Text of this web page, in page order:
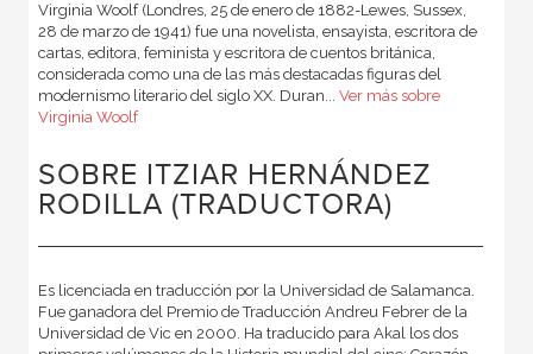
Virginia Woolf (Londres, 25 de enero de 1882-Lewes, Sussex,
28 de marzo de 1941) fue una novelista, ensayista, escritora de
cartas, editora, feminista y escritora de cuentos británica,
considerada como una de las más destacadas figuras del
modernismo literario del siglo XX. Duran... Ver más sobre
Virginia Woolf
SOBRE ITZIAR HERNÁNDEZ
RODILLA (TRADUCTORA)
Es licenciada en traducción por la Universidad de Salamanca.
Fue ganadora del Premio de Traducción Andreu Febrer de la
Universidad de Vic en 2000. Ha traducido para Akal los dos